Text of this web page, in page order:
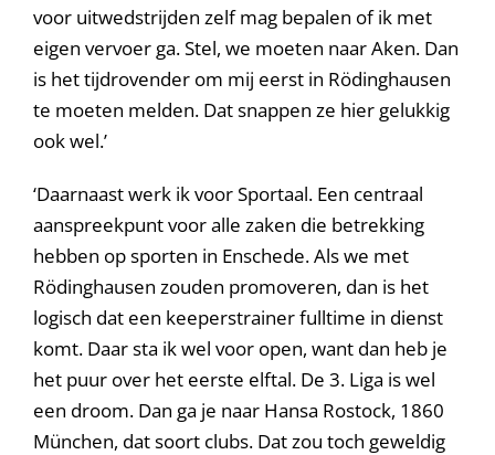
voor uitwedstrijden zelf mag bepalen of ik met
eigen vervoer ga. Stel, we moeten naar Aken. Dan
is het tijdrovender om mij eerst in Rödinghausen
te moeten melden. Dat snappen ze hier gelukkig
ook wel.’
‘Daarnaast werk ik voor Sportaal. Een centraal
aanspreekpunt voor alle zaken die betrekking
hebben op sporten in Enschede. Als we met
Rödinghausen zouden promoveren, dan is het
logisch dat een keeperstrainer fulltime in dienst
komt. Daar sta ik wel voor open, want dan heb je
het puur over het eerste elftal. De 3. Liga is wel
een droom. Dan ga je naar Hansa Rostock, 1860
München, dat soort clubs. Dat zou toch geweldig